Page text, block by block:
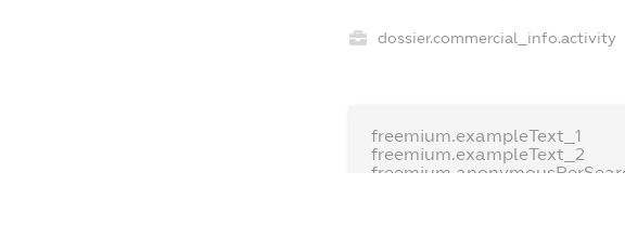
dossier.commercial_info.activity
freemium.exampleText_1
freemium.exampleText_2